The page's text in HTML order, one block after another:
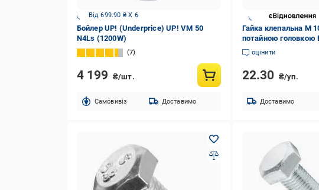
Від 699.90 ₴ X 6
Бойлер UP! (Underprice) UP! VM 50
N4Ls (1200W)
7
4 199 ₴/шт.
Cамовивіз Доставимо
Гайка клепальна М
потайною головкою
оцінити
22.30 ₴/уп.
Доставимо